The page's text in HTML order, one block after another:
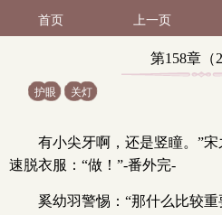
首页 上一页
第158章（2
护眼 关灯
有小尖牙啊，还是竖瞳。”
速脱衣服：“做！”-番外完-
奚幼羽警惕：“那什么比较